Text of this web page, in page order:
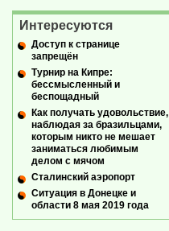
Интересуются
Доступ к странице
запрещён
Турнир на Кипре:
бессмысленный и
беспощадный
Как получать удовольствие,
наблюдая за бразильцами,
которым никто не мешает
заниматься любимым
делом с мячом
Сталинский аэропорт
Ситуация в Донецке и
области 8 мая 2019 года